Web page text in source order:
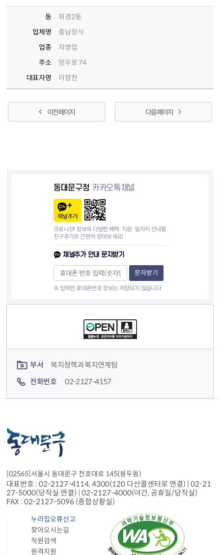
동
휘경2동
업체명
충남장식
업종
자영업
주소
망우로 74
대표자명
이향찬
이전 페이지 다음 페이지
동대문구청 카카오톡채널
채널추가
코로나19 정보와 다양한 혜택·지원·일자리 안내를
친구추가로 간편히 받아보세요!
채널추가 안내 문자받기
문자받기
※ 입력한 휴대폰번호 정보는 저장되지 않습니다.
부서
복지정책과 복지연계팀
전화번호
02-2127-4157
[02565]서울시 동대문구 천호대로 145(용두동)
대표번호 : 02-2127-4114, 4300(120 다산콜센터로 연결) | 02-21
27-5000(당직실 연결) | 02-2127-4000(야간, 공휴일/당직실)
FAX : 02-2127-5096 (종합상황실)
누리집오류신고
찾아오시는길
직원검색
원격지원